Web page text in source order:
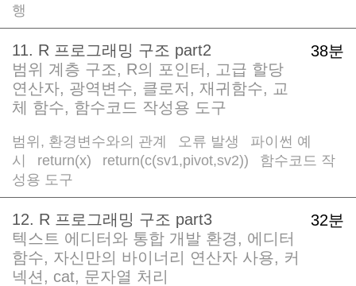
행
38분
11. R 프로그래밍 구조 part2
범위 계층 구조, R의 포인터, 고급 할당
연산자, 광역변수, 클로저, 재귀함수, 교
체 함수, 함수코드 작성용 도구
범위, 환경변수와의 관계 오류 발생
파이썬 예
시
return(x) return(c(sv1,pivot,sv2))
함수코드 작
성용 도구
32분
12. R 프로그래밍 구조 part3
텍스트 에디터와 통합 개발 환경, 에디터
함수, 자신만의 바이너리 연산자 사용, 커
넥션, cat, 문자열 처리